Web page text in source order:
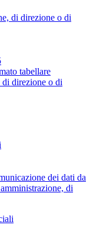
di direzione o di
tabellare
direzione o di
dei dati da
di